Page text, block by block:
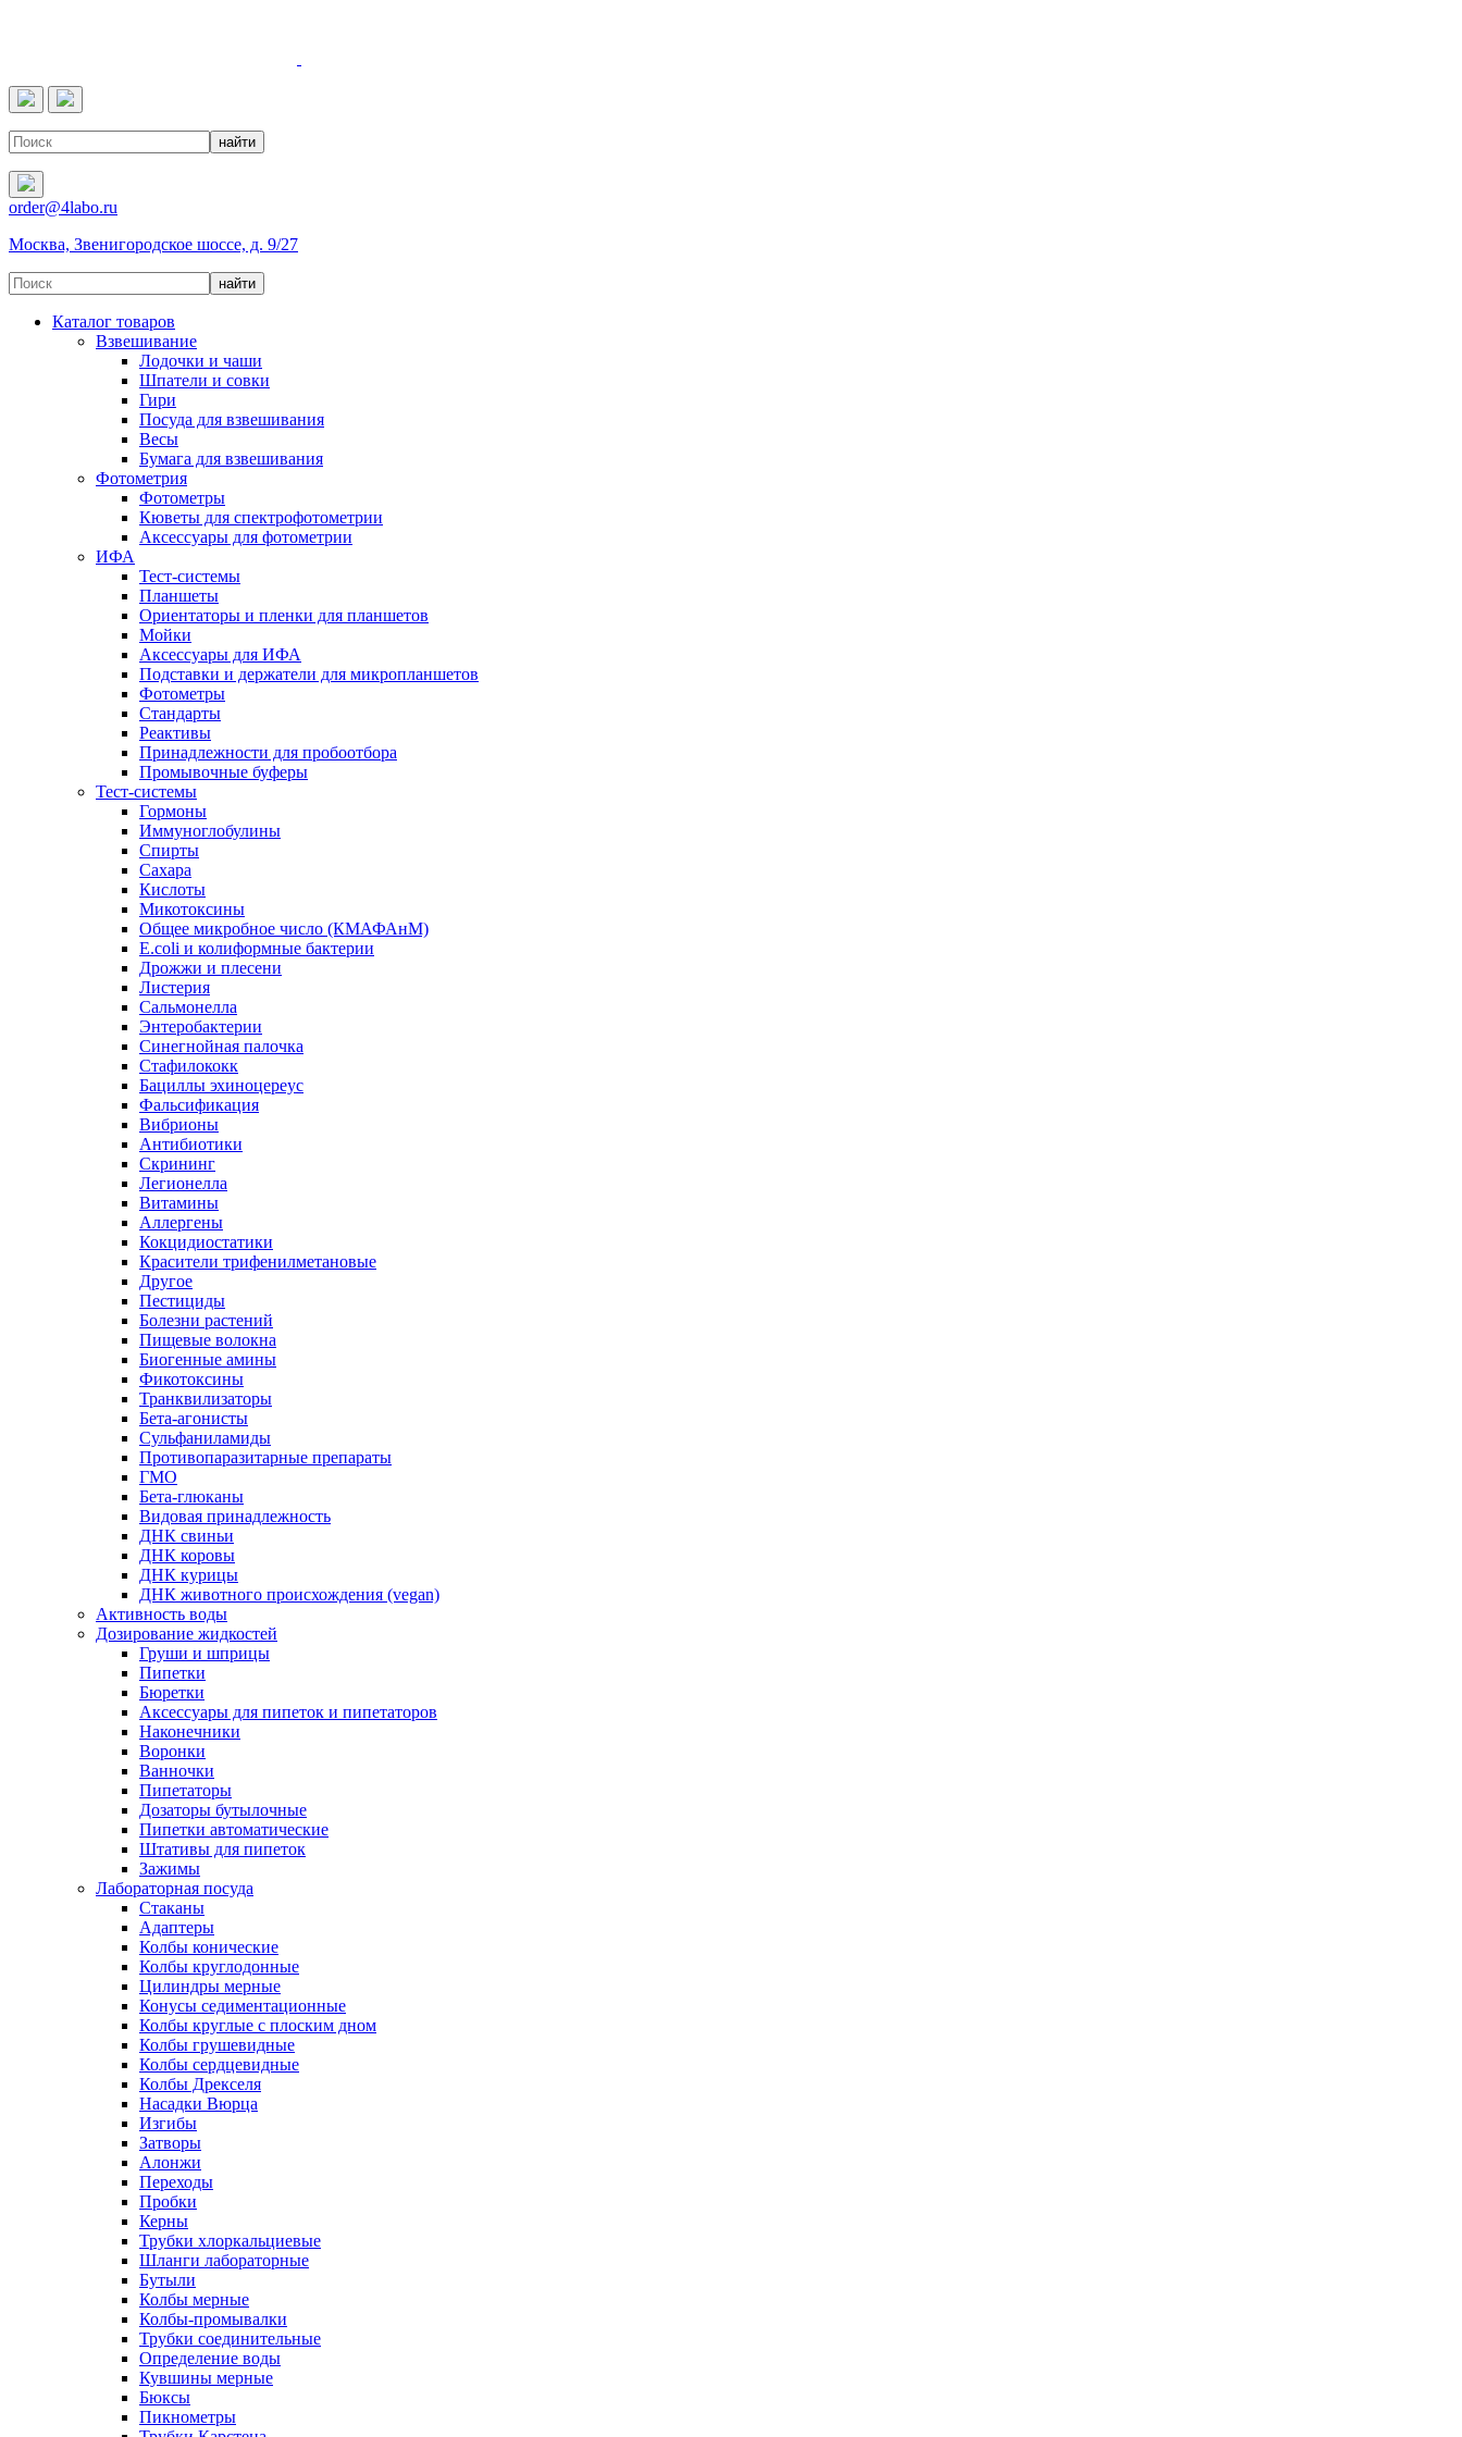
order@4labo.ru
Москва, Звенигородское шоссе, д. 9/27
Каталог товаров
Взвешивание
Лодочки и чаши
Шпатели и совки
Гири
Посуда для взвешивания
Весы
Бумага для взвешивания
Фотометрия
Фотометры
Кюветы для спектрофотометрии
Аксессуары для фотометрии
ИФА
Тест-системы
Планшеты
Ориентаторы и пленки для планшетов
Мойки
Аксессуары для ИФА
Подставки и держатели для микропланшетов
Фотометры
Стандарты
Реактивы
Принадлежности для пробоотбора
Промывочные буферы
Тест-системы
Гормоны
Иммуноглобулины
Спирты
Сахара
Кислоты
Микотоксины
Общее микробное число (КМАФАнМ)
E.coli и колиформные бактерии
Дрожжи и плесени
Листерия
Сальмонелла
Энтеробактерии
Синегнойная палочка
Стафилококк
Бациллы эхиноцереус
Фальсификация
Вибрионы
Антибиотики
Скрининг
Легионелла
Витамины
Аллергены
Кокцидиостатики
Красители трифенилметановые
Другое
Пестициды
Болезни растений
Пищевые волокна
Биогенные амины
Фикотоксины
Транквилизаторы
Бета-агонисты
Сульфаниламиды
Противопаразитарные препараты
ГМО
Бета-глюканы
Видовая принадлежность
ДНК свиньи
ДНК коровы
ДНК курицы
ДНК животного происхождения (vegan)
Активность воды
Дозирование жидкостей
Груши и шприцы
Пипетки
Бюретки
Аксессуары для пипеток и пипетаторов
Наконечники
Воронки
Ванночки
Пипетаторы
Дозаторы бутылочные
Пипетки автоматические
Штативы для пипеток
Зажимы
Лабораторная посуда
Стаканы
Адаптеры
Колбы конические
Колбы круглодонные
Цилиндры мерные
Конусы седиментационные
Колбы круглые с плоским дном
Колбы грушевидные
Колбы сердцевидные
Колбы Дрекселя
Насадки Вюрца
Изгибы
Затворы
Алонжи
Переходы
Пробки
Керны
Трубки хлоркальциевые
Шланги лабораторные
Бутыли
Колбы мерные
Колбы-промывалки
Трубки соединительные
Определение воды
Кувшины мерные
Бюксы
Пикнометры